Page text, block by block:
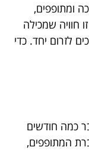
ומתופפים,
חוויה שמכילה
לזרום יחד. כדי
כמה חודשים
המתופפים,